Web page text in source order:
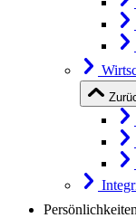
Persönlichkeiten